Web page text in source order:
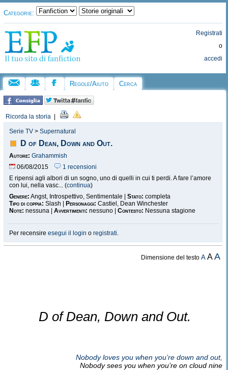
Categorie:
Registrati
o
accedi
Regole/Aiuto Cerca
Ricorda la storia
Serie TV > Supernatural
D of Dean, Down and Out.
Autore: Grahammish
06/08/2015
1 recensioni
E ripensi agli albori di un sogno, uno di quelli in cui ti perdi. A fare l’amore
con lui, nella vasc... (continua)
Genere: Angst, Introspettivo, Sentimentale | Stato: completa
Tipo di coppia: Slash | Personaggi: Castiel, Dean Winchester
Note: nessuna | Avvertimenti: nessuno | Contesto: Nessuna stagione
Per recensire esegui il login o registrati.
Dimensione del testoA AA
D of Dean, Down and Out.
Nobody loves you when you’re down and out,
Nobody sees you when you’re on cloud nine